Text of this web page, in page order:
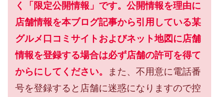
く「限定公開情報」です。公開情報を理由に
店舗情報を本ブログ記事から引用している某
グルメ口コミサイトおよびネット地図に店舗
情報を登録する場合は必ず店舗の許可を得て
からにしてください。
また、不用意に電話番
号を登録すると店舗に迷惑になりますので控